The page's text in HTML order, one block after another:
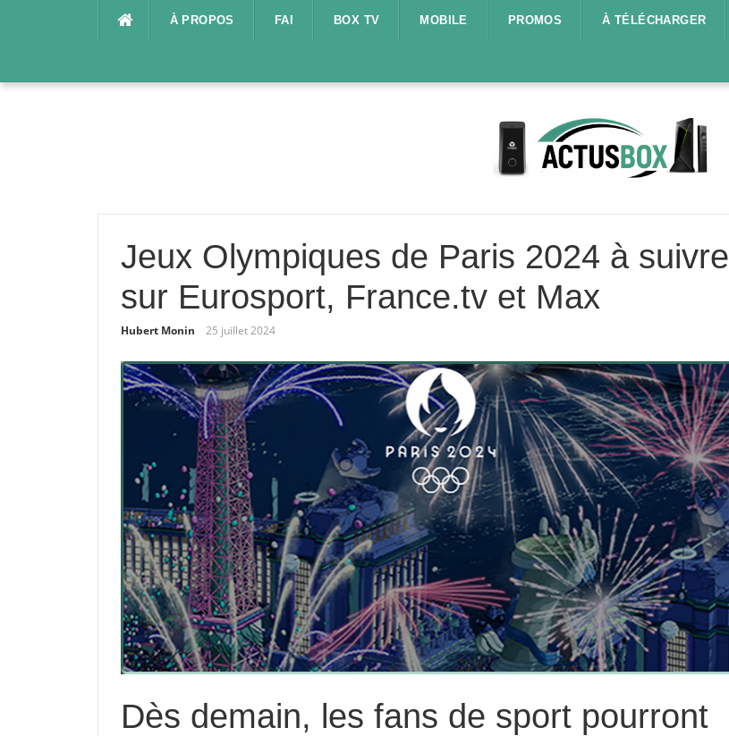
À PROPOS FAI BOX TV MOBILE PROMOS À TÉLÉCHARGER
Jeux Olympiques de Paris 2024 à suivre
sur Eurosport, France.tv et Max
Hubert Monin 25 juillet 2024
Dès demain, les fans de sport pourront